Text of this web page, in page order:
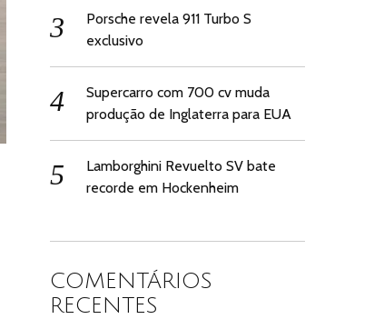
Porsche revela 911 Turbo S
exclusivo
Supercarro com 700 cv muda
produção de Inglaterra para EUA
Lamborghini Revuelto SV bate
recorde em Hockenheim
COMENTÁRIOS
RECENTES